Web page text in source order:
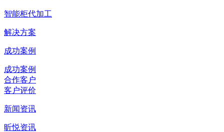
智能柜代加工
解决方案
成功案例
成功案例
合作客户
客户评价
新闻资讯
昕悦资讯